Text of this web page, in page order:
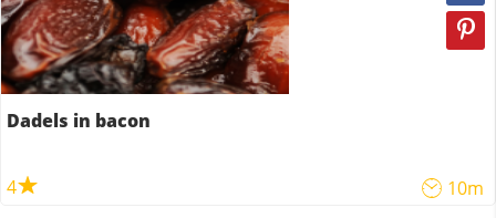
Dadels in bacon
4 10m